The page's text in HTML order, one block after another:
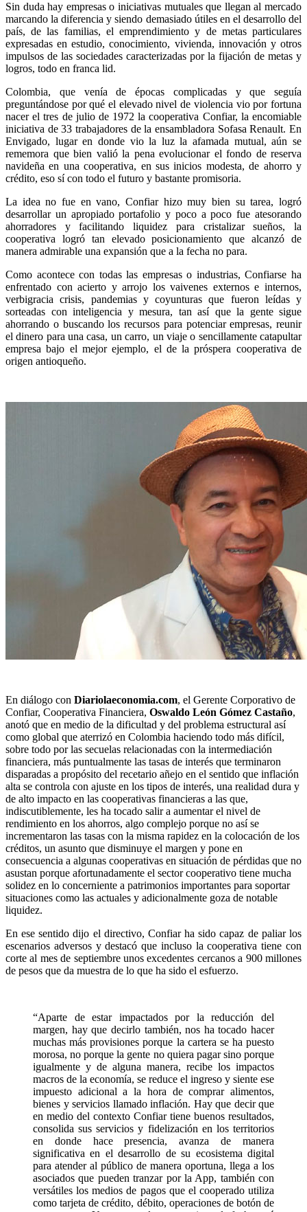
Sin duda hay empresas o iniciativas mutuales que llegan al mercado
marcando la diferencia y siendo demasiado útiles en el desarrollo del
país, de las familias, el emprendimiento y de metas particulares
expresadas en estudio, conocimiento, vivienda, innovación y otros
impulsos de las sociedades caracterizadas por la fijación de metas y
logros, todo en franca lid.
Colombia, que venía de épocas complicadas y que seguía
preguntándose por qué el elevado nivel de violencia vio por fortuna
nacer el tres de julio de 1972 la cooperativa Confiar, la encomiable
iniciativa de 33 trabajadores de la ensambladora Sofasa Renault. En
Envigado, lugar en donde vio la luz la afamada mutual, aún se
rememora que bien valió la pena evolucionar el fondo de reserva
navideña en una cooperativa, en sus inicios modesta, de ahorro y
crédito, eso sí con todo el futuro y bastante promisoria.
La idea no fue en vano, Confiar hizo muy bien su tarea, logró
desarrollar un apropiado portafolio y poco a poco fue atesorando
ahorradores y facilitando liquidez para cristalizar sueños, la
cooperativa logró tan elevado posicionamiento que alcanzó de
manera admirable una expansión que a la fecha no para.
Como acontece con todas las empresas o industrias, Confiarse ha
enfrentado con acierto y arrojo los vaivenes externos e internos,
verbigracia crisis, pandemias y coyunturas que fueron leídas y
sorteadas con inteligencia y mesura, tan así que la gente sigue
ahorrando o buscando los recursos para potenciar empresas, reunir
el dinero para una casa, un carro, un viaje o sencillamente catapultar
empresa bajo el mejor ejemplo, el de la próspera cooperativa de
origen antioqueño.
En diálogo con Diariolaeconomia.com, el Gerente Corporativo de
Confiar, Cooperativa Financiera, Oswaldo León Gómez Castaño,
anotó que en medio de la dificultad y del problema estructural así
como global que aterrizó en Colombia haciendo todo más difícil,
sobre todo por las secuelas relacionadas con la intermediación
financiera, más puntualmente las tasas de interés que terminaron
disparadas a propósito del recetario añejo en el sentido que inflación
alta se controla con ajuste en los tipos de interés, una realidad dura y
de alto impacto en las cooperativas financieras a las que,
indiscutiblemente, les ha tocado salir a aumentar el nivel de
rendimiento en los ahorros, algo complejo porque no así se
incrementaron las tasas con la misma rapidez en la colocación de los
créditos, un asunto que disminuye el margen y pone en
consecuencia a algunas cooperativas en situación de pérdidas que no
asustan porque afortunadamente el sector cooperativo tiene mucha
solidez en lo concerniente a patrimonios importantes para soportar
situaciones como las actuales y adicionalmente goza de notable
liquidez.
En ese sentido dijo el directivo, Confiar ha sido capaz de paliar los
escenarios adversos y destacó que incluso la cooperativa tiene con
corte al mes de septiembre unos excedentes cercanos a 900 millones
de pesos que da muestra de lo que ha sido el esfuerzo.
“Aparte de estar impactados por la reducción del
margen, hay que decirlo también, nos ha tocado hacer
muchas más provisiones porque la cartera se ha puesto
morosa, no porque la gente no quiera pagar sino porque
igualmente y de alguna manera, recibe los impactos
macros de la economía, se reduce el ingreso y siente ese
impuesto adicional a la hora de comprar alimentos,
bienes y servicios llamado inflación. Hay que decir que
en medio del contexto Confiar tiene buenos resultados,
consolida sus servicios y fidelización en los territorios
en donde hace presencia, avanza de manera
significativa en el desarrollo de su ecosistema digital
para atender al público de manera oportuna, llega a los
asociados que pueden tranzar por la App, también con
versátiles los medios de pagos que el cooperado utiliza
como tarjeta de crédito, débito, operaciones de botón de